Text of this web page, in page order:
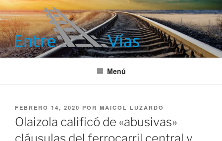
Saltar
al
contenido
ENTRE VÍAS
Información ferroviaria
Menú
PUBLICADO
EL
FEBRERO 14, 2020 POR MAICOL LUZARDO
Olaizola calificó de «abusivas»